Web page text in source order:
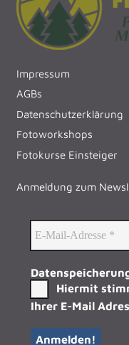
Impressum
AGBs
Datenschutzerklärung
Fotoworkshops
Fotokurse Einsteiger
Anmeldung zum
Hiermit
Ihrer E-Mail